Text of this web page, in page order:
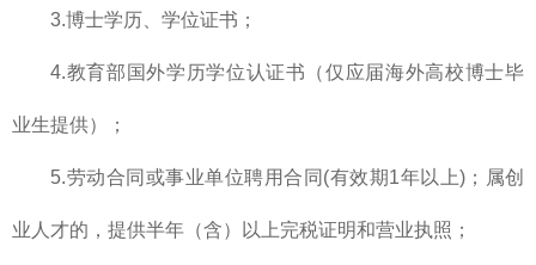
3.博士学历、学位证书；
4.教育部国外学历学位认证书（仅应届海外高校博士毕
业生提供）；
5.劳动合同或事业单位聘用合同(有效期1年以上)；属创
业人才的，提供半年（含）以上完税证明和营业执照；